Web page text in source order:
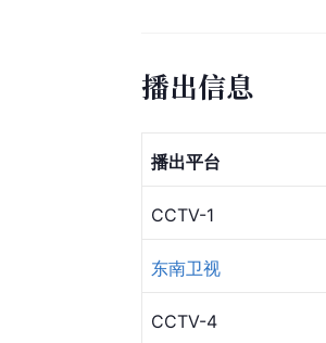
播出信息
播出平台
CCTV-1
东南卫视
CCTV-4